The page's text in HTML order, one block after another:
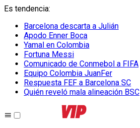
Es tendencia:
Barcelona descarta a Julián
Apodo Enner Boca
Yamal en Colombia
Fortuna Messi
Comunicado de Conmebol a FIFA
Equipo Colombia JuanFer
Respuesta FEF a Barcelona SC
Quién reveló mala alineación BSC